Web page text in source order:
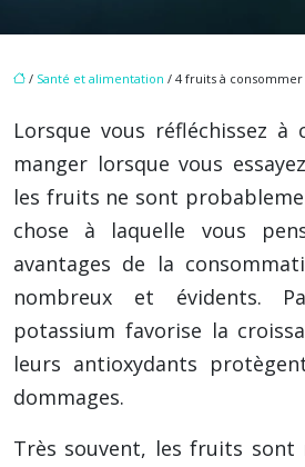
/ Santé et alimentation / 4 fruits à
Lorsque vous réfléchissez à
manger lorsque vous
les fruits ne sont
chose à laquelle vous
avantages de la
nombreux et évidents.
potassium favorise la
leurs antioxydants
dommages.
Très souvent, les fruits sont